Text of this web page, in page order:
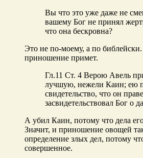
Вы что это уже даже не
вашему Бог не принял
что она бескровна?
Это не по-моему, а по
приношение примет.
Гл.11 Ст. 4 Верою Авель
лучшую, нежели Каин; ею
свидетельство, что он
засвидетельствовал Бог о
А убил Каин, потому что дела
Значит, и приношение овощей
определение злых дел, потому
совершенное.